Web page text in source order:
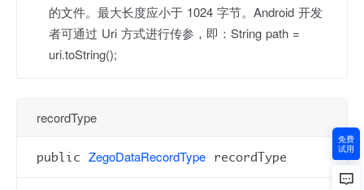
的文件。最大长度应小于 1024 字节。Android 开发
者可通过 Uri 方式进行传参，即：String path =
uri.toString();
recordType
public ZegoDataRecordType recordType
免费
试用